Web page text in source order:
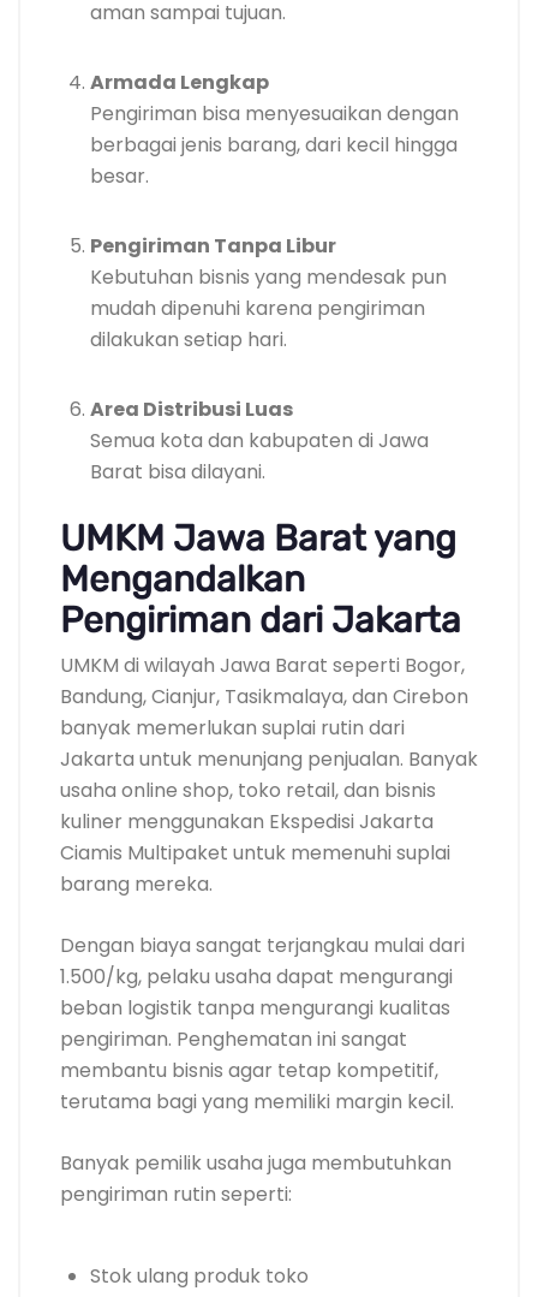
aman sampai tujuan.
Armada Lengkap
Pengiriman bisa menyesuaikan dengan
berbagai jenis barang, dari kecil hingga
besar.
Pengiriman Tanpa Libur
Kebutuhan bisnis yang mendesak pun
mudah dipenuhi karena pengiriman
dilakukan setiap hari.
Area Distribusi Luas
Semua kota dan kabupaten di Jawa
Barat bisa dilayani.
UMKM Jawa Barat yang
Mengandalkan
Pengiriman dari Jakarta
UMKM di wilayah Jawa Barat seperti Bogor,
Bandung, Cianjur, Tasikmalaya, dan Cirebon
banyak memerlukan suplai rutin dari
Jakarta untuk menunjang penjualan. Banyak
usaha online shop, toko retail, dan bisnis
kuliner menggunakan Ekspedisi Jakarta
Ciamis Multipaket untuk memenuhi suplai
barang mereka.
Dengan biaya sangat terjangkau mulai dari
1.500/kg, pelaku usaha dapat mengurangi
beban logistik tanpa mengurangi kualitas
pengiriman. Penghematan ini sangat
membantu bisnis agar tetap kompetitif,
terutama bagi yang memiliki margin kecil.
Banyak pemilik usaha juga membutuhkan
pengiriman rutin seperti:
Stok ulang produk toko